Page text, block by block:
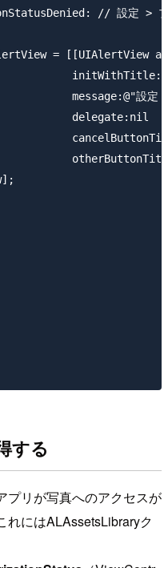
// 設定 > プ
= [[UIAlertView
message:@"設定 >
delegate:nil
する
プリが写真へのアクセスが
れにはALAssetsLibraryク